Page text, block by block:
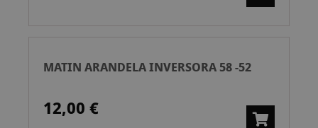
MATIN ARANDELA INVERSORA 58 -52
12,00 €